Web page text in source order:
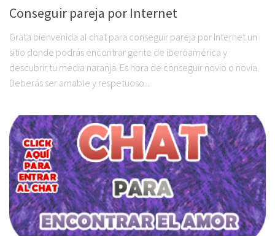
Conseguir pareja por Internet
Grata bienvenida al chat para conseguir pareja por Internet un
sitio donde podrás encontrar gente de iberoamérica y
descubrir tu media naranja. Es hora de conseguir novio o novia.
Deberás ser amable y respetuoso...